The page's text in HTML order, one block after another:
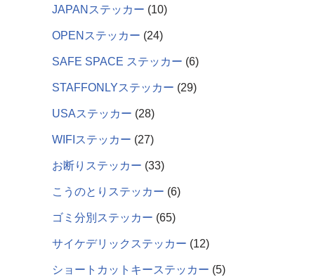
JAPANステッカー 10
OPENステッカー 24
SAFE SPACE ステッカー 6
STAFFONLYステッカー 29
USAステッカー 28
WIFIステッカー 27
お断りステッカー 33
こうのとりステッカー 6
ゴミ分別ステッカー 65
サイケデリックステッカー 12
ショートカットキーステッカー 5